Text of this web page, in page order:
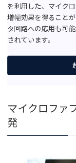
を利用した、マイク
増幅効果を得ること
タ回路への応用も可
されています。
マイクロファ
発